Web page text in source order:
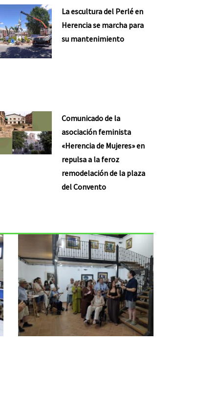
La escultura del Perlé en
Herencia se marcha para
su mantenimiento
Comunicado de la
asociación feminista
«Herencia de Mujeres» en
repulsa a la feroz
remodelación de la plaza
del Convento